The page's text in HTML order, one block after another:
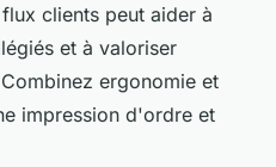
clients peut aider à
et à valoriser
ergonomie et
impression d'ordre et